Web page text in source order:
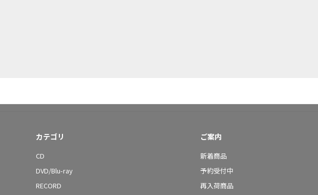
カテゴリ
CD
DVD/Blu-ray
RECORD
ご案内
新着商品
予約受付中
再入荷商品